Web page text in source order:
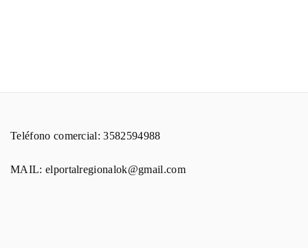
Teléfono comercial: 3582594988
MAIL: elportalregionalok@gmail.com